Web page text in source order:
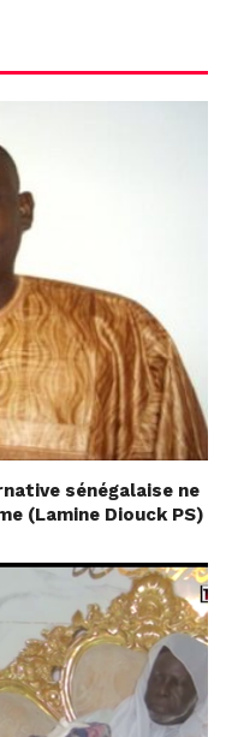
sénégalaise ne
(Lamine Diouck PS)